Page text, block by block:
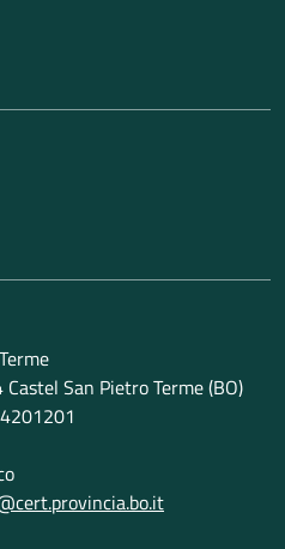
San Pietro Terme (BO)